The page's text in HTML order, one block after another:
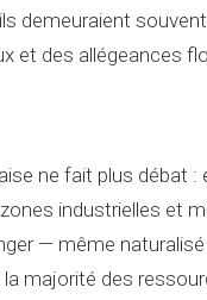
demeuraient
et des allégeances
ne fait plus débat :
industrielles et
— même
majorité des